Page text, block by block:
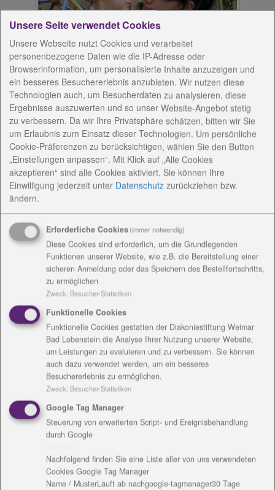
13 Lebenswege in einem Heft
13 Menschen und ihre Lebenswege werden in
„Individuelle Lebenswege. Inklusion (be-)greifbar
machen“ vorgestellt. Darunter ist Amelie Grebenstein
(Foto links mit ihrer Mama Kristin). Das Mädchen ist
vier Jahre alt.
Nach Komplikationen während der Geburt hat
ihren Eltern lebt, welche Förderung sie bekommt,
wie andere Menschen auf sie reagieren und was die
Familie zu Inklusion zu sagen hat, kann in dem Heft
auf Seite 15 nachgelesen werden.
anlässlich des vierten Sozialkongresses
herausgegeben und zeigt damit wie Menschen mit
Behinderungen leben, welche Ziele, Hoffnungen und
Probleme sie haben.
Sie möchten die Broschüre*
Individuelle Lebenswege
bestellen?
Diakoniestiftung Weimar Bad Lobenstein
Unsere Seite verwendet Cookies
Unsere Webseite nutzt Cookies und verarbeitet
personenbezogene Daten wie die IP-Adresse oder
Browserinformation, um personalisierte Inhalte anzuzeigen und
ein besseres Besuchererlebnis anzubieten. Wir nutzen diese
Technologien auch, um Besucherdaten zu analysieren, diese
Ergebnisse auszuwerten und so unser Website-Angebot stetig
zu verbessern. Da wir Ihre Privatsphäre schätzen, bitten wir Sie
um Erlaubnis zum Einsatz dieser Technologien. Um persönliche
Cookie-Präferenzen zu berücksichtigen, wählen Sie den Button
„Einstellungen anpassen“. Mit Klick auf „Alle Cookies
akzeptieren“ sind alle Cookies aktiviert. Sie können Ihre
Einwilligung jederzeit unter Datenschutz zurückziehen bzw.
ändern.
Erforderliche Cookies(immer notwendig)
Diese Cookies sind erforderlich, um die Grundlegenden
Funktionen unserer Website, wie z.B. die Bereitstellung einer
sicheren Anmeldung oder das Speichern des Bestellfortschritts,
zu ermöglichen
Zweck: Besucher-Statistiken
Funktionelle Cookies
Funktionelle Cookies gestatten der Diakoniestiftung Weimar
Bad Lobenstein die Analyse Ihrer Nutzung unserer Website,
um Leistungen zu evaluieren und zu verbessern. Sie können
auch dazu verwendet werden, um ein besseres
Besuchererlebnis zu ermöglichen.
Zweck: Besucher-Statistiken
Google Tag Manager
Steuerung von erweiterten Script- und Ereignisbehandlung
durch Google
Nachfolgend finden Sie eine Liste aller von uns verwendeten
Cookies Google Tag Manager
Name / MusterLäuft ab nachgoogle-tagmanager30 Tage